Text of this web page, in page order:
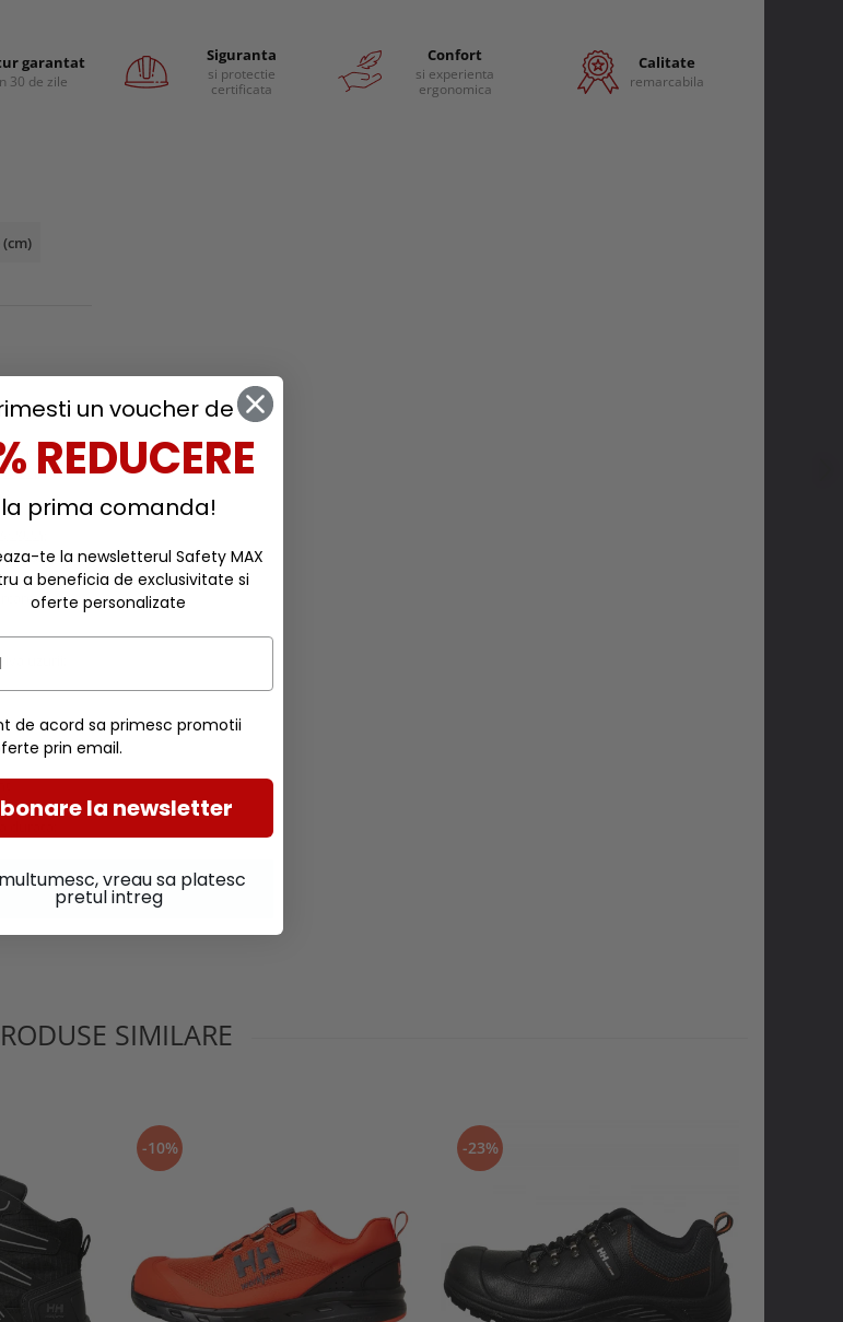
garantat
30 de zile
Siguranta
si protectie
certificata
Confort
si experienta
ergonomica
Calitate
remarcabila
);
ceramice
uzurii;
SIMILARE
-10% -23%
un voucher de
REDUCERE
la prima comanda!
te la newsletterul Safety MAX
a beneficia de exclusivitate si
oferte personalizate
de acord sa primesc promotii
prin email.
la newsletter
vreau sa platesc
pretul intreg